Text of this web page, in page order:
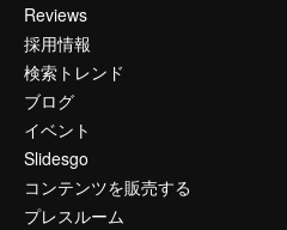
Reviews
採用情報
検索トレンド
ブログ
イベント
Slidesgo
コンテンツを販売する
プレスルーム